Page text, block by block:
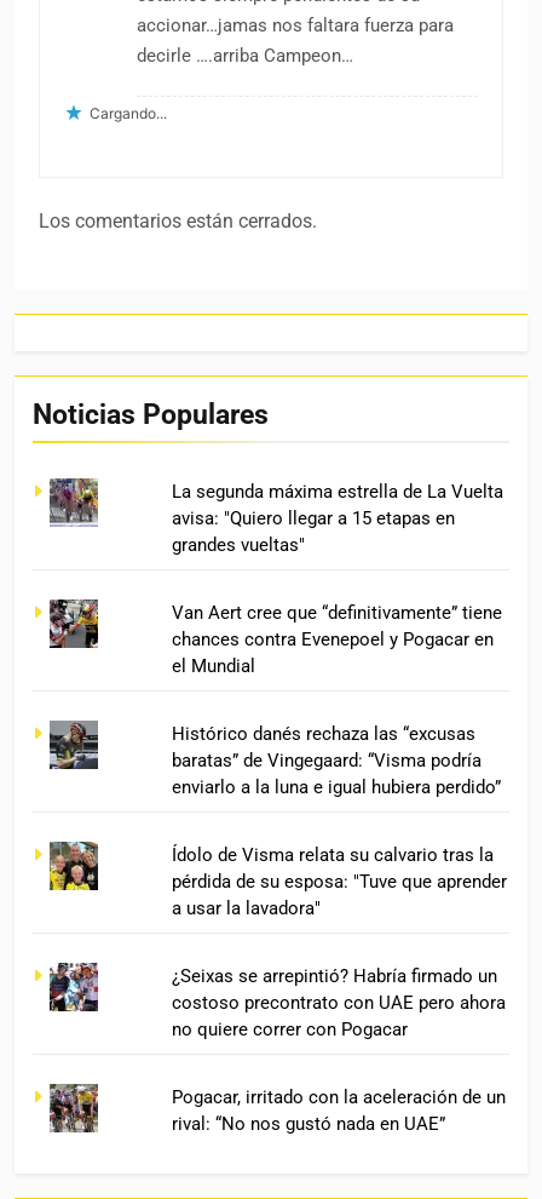
pérdida de su esposa: "Tuve que aprender
a usar la lavadora"
Pogacar, irritado con la aceleración de un
Archivo
Copyright © 2012 - 2026. Ciclismo Internacional. All Rights
Reserved. Funciona gracias a